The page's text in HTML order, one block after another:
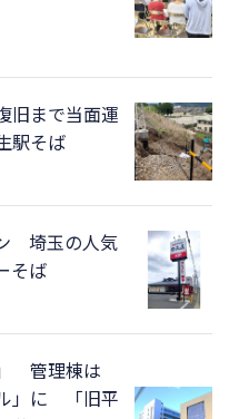
まで当面運
駅そば
埼玉の人気
そば
管理棟は
」に 「旧平